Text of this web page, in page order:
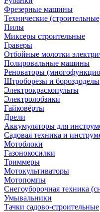
Фрезерные машины
Технические
Пилы
Миксеры строительные
Граверы
Отбойные молотки
Полировальные машины
Реноваторы
Штроборезы и бороздоделы
Электрокраскопульты
Электролобзики
Гайковёрты
Дрели
Аккумуляторы для
Садовая техника и
Мотоблоки
Газонокосилки
Триммеры
Мотокультиваторы
Мотопомпы
Снегоуборочная техника
Умывальники
Тачки садово-строительные